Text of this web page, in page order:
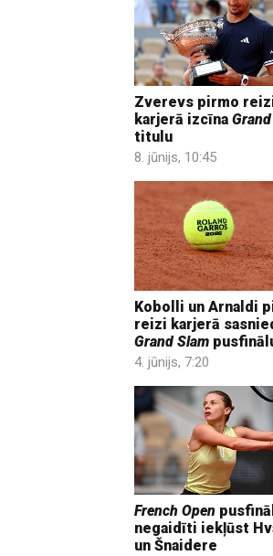
Zverevs pirmo
karjerā izcīna
titulu
8. jūnijs, 10:45
Kobolli un Arnaldi
reizi karjerā
Grand Slam
4. jūnijs, 7:20
French Open
negaidīti iekļūst
un Šnaidere